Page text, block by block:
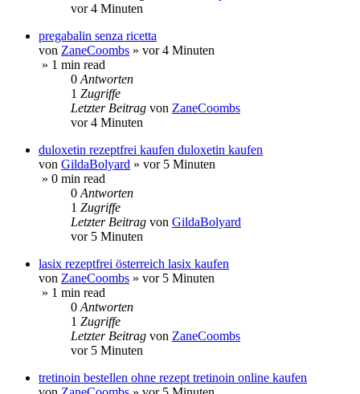
vor 4 Minuten
pregabalin senza ricetta
von ZaneCoombs » vor 4 Minuten
» 1 min read
0 Antworten
1 Zugriffe
Letzter Beitrag von ZaneCoombs
vor 4 Minuten
duloxetin rezeptfrei kaufen duloxetin kaufen
von GildaBolyard » vor 5 Minuten
» 0 min read
0 Antworten
1 Zugriffe
Letzter Beitrag von GildaBolyard
vor 5 Minuten
lasix rezeptfrei österreich lasix kaufen
von ZaneCoombs » vor 5 Minuten
» 1 min read
0 Antworten
1 Zugriffe
Letzter Beitrag von ZaneCoombs
vor 5 Minuten
tretinoin bestellen ohne rezept tretinoin online kaufen